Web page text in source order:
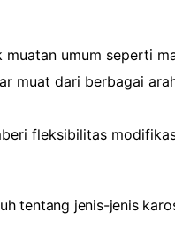
umum seperti
muat dari berbagai
fleksibilitas
tentang jenis-jenis